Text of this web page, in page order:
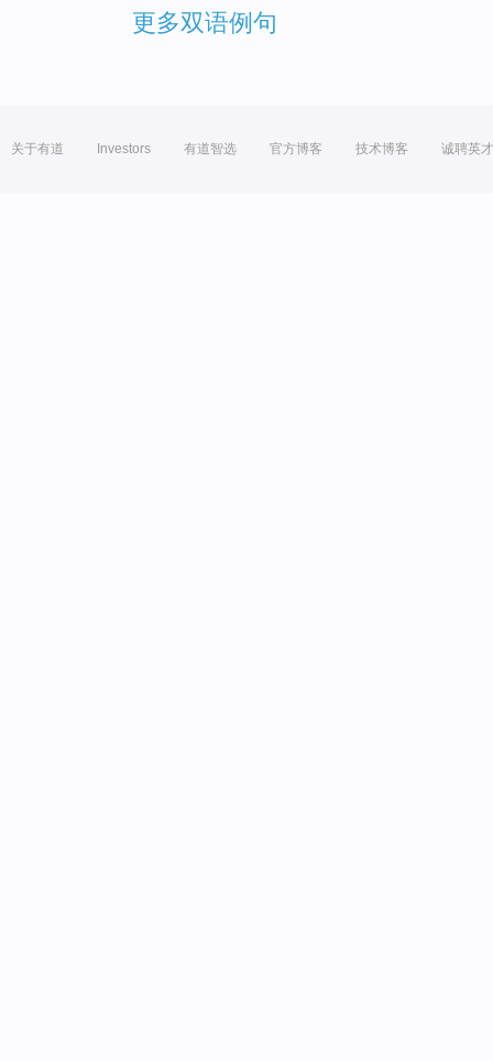
更多双语例句
关于有道 Investors 有道智选 官方博客 技术博客 诚聘英才